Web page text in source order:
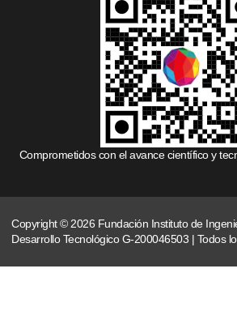
Comprometidos con el avance científico y
Copyright © 2026 Fundación Instituto de
Desarrollo Tecnológico G-200046503 | Todos